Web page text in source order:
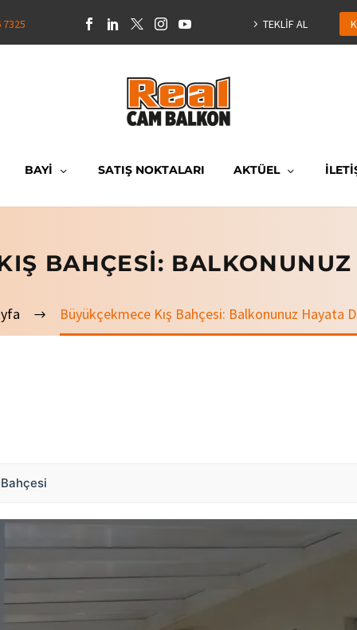
7325 TEKLİF AL
BAYİ SATIŞ NOKTALARI AKTÜEL
BAHÇESI:
Büyükçekmece Kış Bahçesi: Balkonunuz Hayata
Bahçesi